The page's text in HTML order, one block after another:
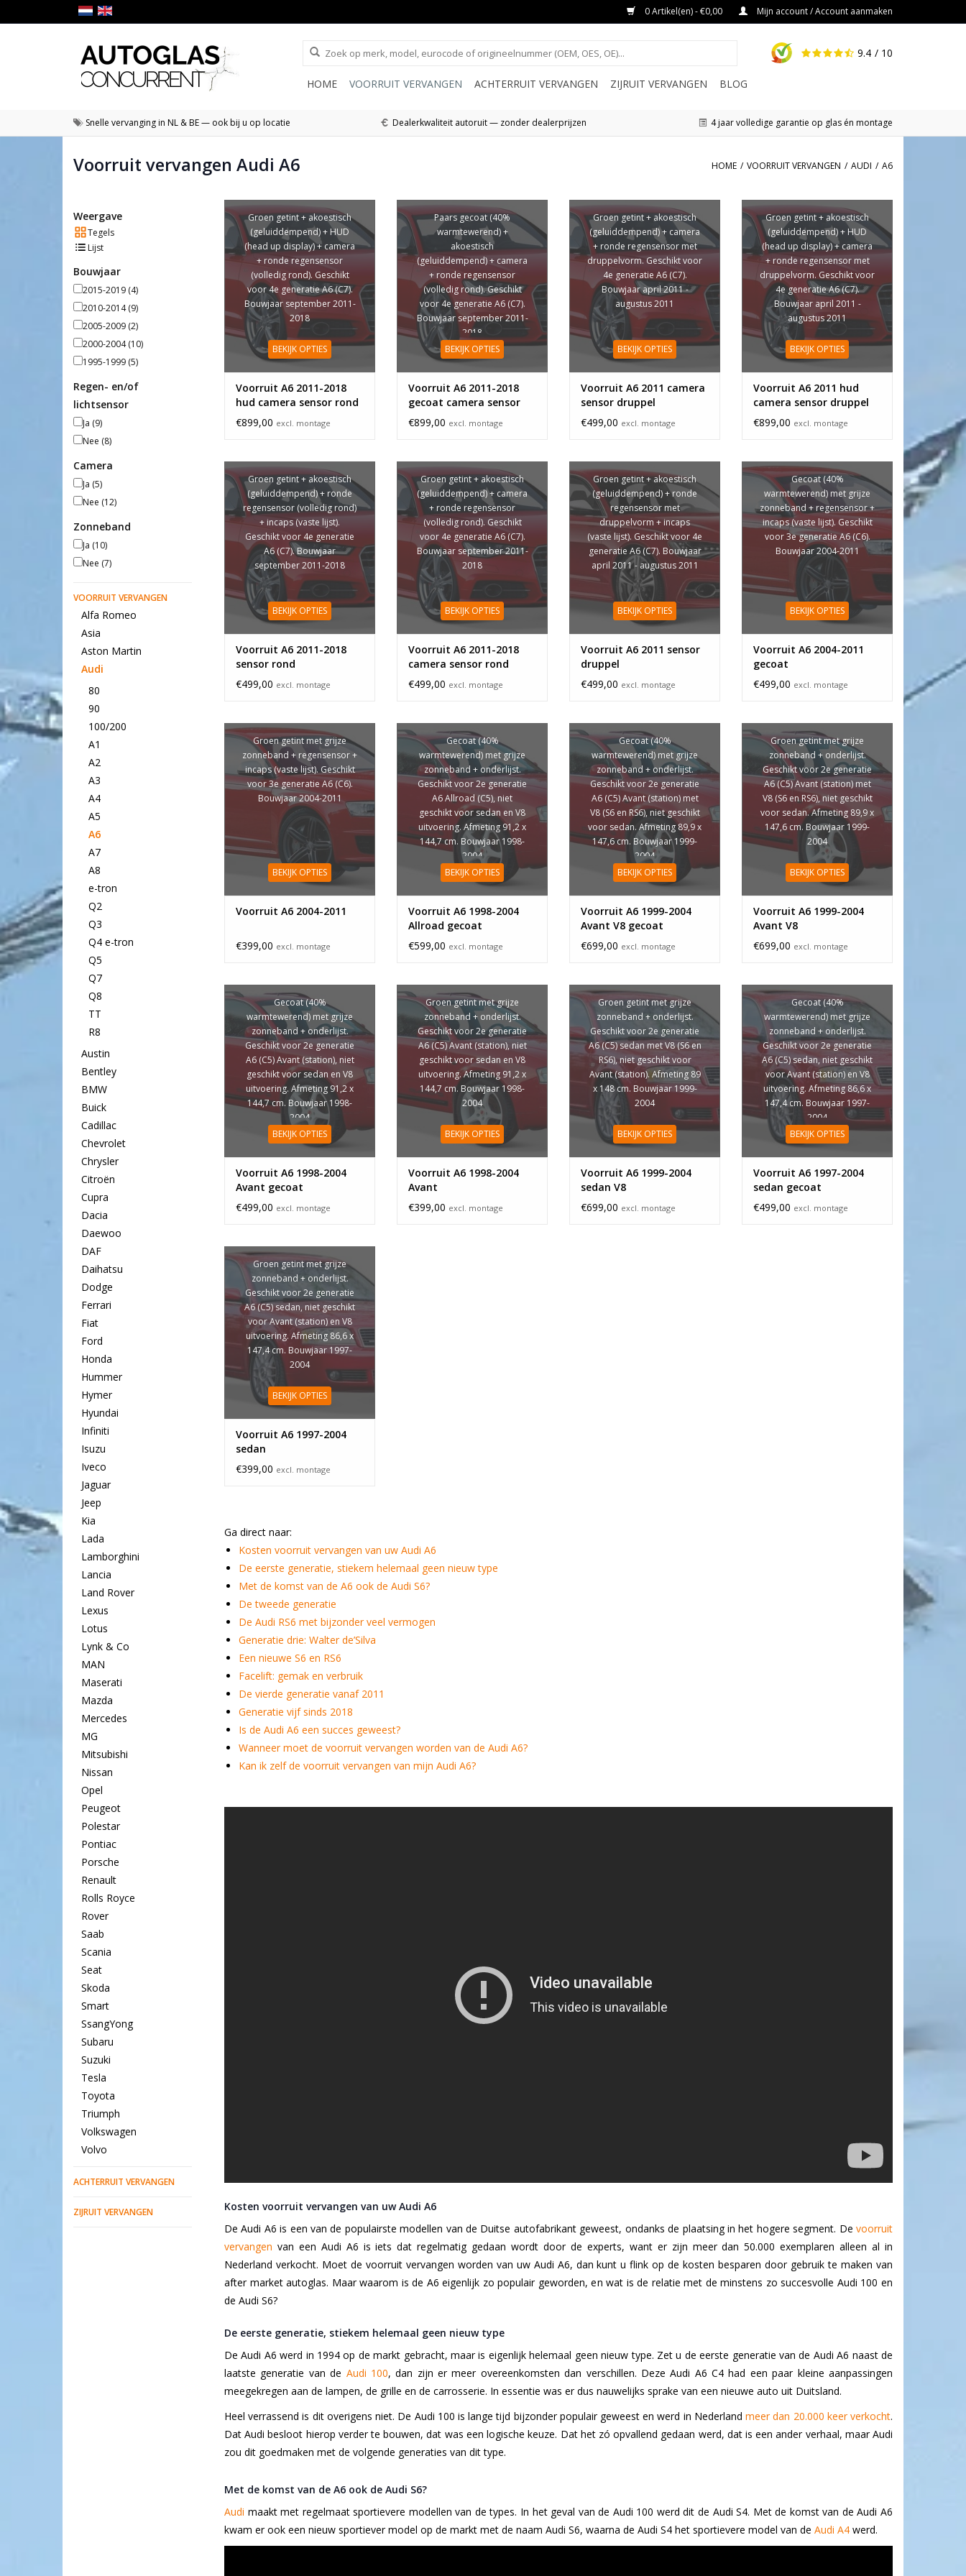
0 Artikel(en) - €0,00 Mijn account / Account aanmaken
9.4 / 10
HOME VOORRUIT VERVANGEN ACHTERRUIT VERVANGEN ZIJRUIT VERVANGEN BLOG
Snelle vervanging in NL & BE — ook bij u op locatie Dealerkwaliteit autoruit — zonder dealerprijzen 4 jaar volledige garantie op glas én montage
Voorruit vervangen Audi A6 HOME / VOORRUIT VERVANGEN / AUDI / A6
Weergave
Tegels
Lijst
Bouwjaar
2015-2019 (4)
2010-2014(9)
2005-2009 (2)
2000-2004(10)
1995-1999 (5)
Regen- en/of
lichtsensor
Ja (9)
Nee (8)
Camera
Ja (5)
Nee (12)
Zonneband
Ja (10)
Nee (7)
VOORRUIT VERVANGEN
Alfa Romeo
Asia
Aston Martin
Audi
80
90
100/200
A1
A2
A3
A4
A5
A6
A7
A8
e-tron
Q2
Q3
Q4 e-tron
Q5
Q7
Q8
TT
R8
Austin
Bentley
BMW
Buick
Cadillac
Chevrolet
Chrysler
Citroën
Cupra
Dacia
Daewoo
DAF
Daihatsu
Dodge
Ferrari
Fiat
Ford
Honda
Hummer
Hymer
Hyundai
Infiniti
Isuzu
Iveco
Jaguar
Jeep
Kia
Lada
Lamborghini
Lancia
Land Rover
Lexus
Lotus
Lynk & Co
MAN
Maserati
Mazda
Mercedes
MG
Mitsubishi
Nissan
Opel
Peugeot
Polestar
Pontiac
Porsche
Renault
Rolls Royce
Rover
Saab
Scania
Seat
Skoda
Smart
SsangYong
Subaru
Suzuki
Tesla
Toyota
Triumph
Volkswagen
Volvo
ACHTERRUIT VERVANGEN
ZIJRUIT VERVANGEN
Groen getint + akoestisch
(geluiddempend) + HUD
(head up display) + camera
+ ronde regensensor
(volledig rond). Geschikt
voor 4e generatie A6 (C7).
Bouwjaar september 2011-
2018
BEKIJK OPTIES
Voorruit A6 2011-2018
hud camera sensor rond
€899,00 excl. montage
Paars gecoat (40%
warmtewerend) +
akoestisch
(geluiddempend) + camera
+ ronde regensensor
(volledig rond). Geschikt
voor 4e generatie A6 (C7).
Bouwjaar september 2011-
2018
BEKIJK OPTIES
Voorruit A6 2011-2018
gecoat camera sensor
rond
€899,00 excl. montage
Groen getint + akoestisch
(geluiddempend) + camera
+ ronde regensensor met
druppelvorm. Geschikt voor
4e generatie A6 (C7).
Bouwjaar april 2011 -
augustus 2011
BEKIJK OPTIES
Voorruit A6 2011 camera
sensor druppel
€499,00 excl. montage
Groen getint + akoestisch
(geluiddempend) + HUD
(head up display) + camera
+ ronde regensensor met
druppelvorm. Geschikt voor
4e generatie A6 (C7).
Bouwjaar april 2011 -
augustus 2011
BEKIJK OPTIES
Voorruit A6 2011 hud
camera sensor druppel
€899,00 excl. montage
Groen getint + akoestisch
(geluiddempend) + ronde
regensensor (volledig rond)
+ incaps (vaste lijst).
Geschikt voor 4e generatie
A6 (C7). Bouwjaar
september 2011-2018
BEKIJK OPTIES
Voorruit A6 2011-2018
sensor rond
€499,00 excl. montage
Groen getint + akoestisch
(geluiddempend) + camera
+ ronde regensensor
(volledig rond). Geschikt
voor 4e generatie A6 (C7).
Bouwjaar september 2011-
2018
BEKIJK OPTIES
Voorruit A6 2011-2018
camera sensor rond
€499,00 excl. montage
Groen getint + akoestisch
(geluiddempend) + ronde
regensensor met
druppelvorm + incaps
(vaste lijst). Geschikt voor 4e
generatie A6 (C7). Bouwjaar
april 2011 - augustus 2011
BEKIJK OPTIES
Voorruit A6 2011 sensor
druppel
€499,00 excl. montage
Gecoat (40%
warmtewerend) met grijze
zonneband + regensensor +
incaps (vaste lijst). Geschikt
voor 3e generatie A6 (C6).
Bouwjaar 2004-2011
BEKIJK OPTIES
Voorruit A6 2004-2011
gecoat
€499,00 excl. montage
Groen getint met grijze
zonneband + regensensor +
incaps (vaste lijst). Geschikt
voor 3e generatie A6 (C6).
Bouwjaar 2004-2011
BEKIJK OPTIES
Voorruit A6 2004-2011
€399,00 excl. montage
Gecoat (40%
warmtewerend) met grijze
zonneband + onderlijst.
Geschikt voor 2e generatie
A6 Allroad (C5), niet
geschikt voor sedan en V8
uitvoering. Afmeting 91,2 x
144,7 cm. Bouwjaar 1998-
2004
BEKIJK OPTIES
Voorruit A6 1998-2004
Allroad gecoat
€599,00 excl. montage
Gecoat (40%
warmtewerend) met grijze
zonneband + onderlijst.
Geschikt voor 2e generatie
A6 (C5) Avant (station) met
V8 (S6 en RS6), niet geschikt
voor sedan. Afmeting 89,9 x
147,6 cm. Bouwjaar 1999-
2004
BEKIJK OPTIES
Voorruit A6 1999-2004
Avant V8 gecoat
€699,00 excl. montage
Groen getint met grijze
zonneband + onderlijst.
Geschikt voor 2e generatie
A6 (C5) Avant (station) met
V8 (S6 en RS6), niet geschikt
voor sedan. Afmeting 89,9 x
147,6 cm. Bouwjaar 1999-
2004
BEKIJK OPTIES
Voorruit A6 1999-2004
Avant V8
€699,00 excl. montage
Gecoat (40%
warmtewerend) met grijze
zonneband + onderlijst.
Geschikt voor 2e generatie
A6 (C5) Avant (station), niet
geschikt voor sedan en V8
uitvoering. Afmeting 91,2 x
144,7 cm. Bouwjaar 1998-
2004
BEKIJK OPTIES
Voorruit A6 1998-2004
Avant gecoat
€499,00 excl. montage
Groen getint met grijze
zonneband + onderlijst.
Geschikt voor 2e generatie
A6 (C5) Avant (station), niet
geschikt voor sedan en V8
uitvoering. Afmeting 91,2 x
144,7 cm. Bouwjaar 1998-
2004
BEKIJK OPTIES
Voorruit A6 1998-2004
Avant
€399,00 excl. montage
Groen getint met grijze
zonneband + onderlijst.
Geschikt voor 2e generatie
A6 (C5) sedan met V8 (S6 en
RS6), niet geschikt voor
Avant (station). Afmeting 89
x 148 cm. Bouwjaar 1999-
2004
BEKIJK OPTIES
Voorruit A6 1999-2004
sedan V8
€699,00 excl. montage
Gecoat (40%
warmtewerend) met grijze
zonneband + onderlijst.
Geschikt voor 2e generatie
A6 (C5) sedan, niet geschikt
voor Avant (station) en V8
uitvoering. Afmeting 86,6 x
147,4 cm. Bouwjaar 1997-
2004
BEKIJK OPTIES
Voorruit A6 1997-2004
sedan gecoat
€499,00 excl. montage
Groen getint met grijze
zonneband + onderlijst.
Geschikt voor 2e generatie
A6 (C5) sedan, niet geschikt
voor Avant (station) en V8
uitvoering. Afmeting 86,6 x
147,4 cm. Bouwjaar 1997-
2004
BEKIJK OPTIES
Voorruit A6 1997-2004
sedan
€399,00 excl. montage
Ga direct naar:
Kosten voorruit vervangen van uw Audi A6
De eerste generatie, stiekem helemaal geen nieuw type
Met de komst van de A6 ook de Audi S6?
De tweede generatie
De Audi RS6 met bijzonder veel vermogen
Generatie drie: Walter de’Silva
Een nieuwe S6 en RS6
Facelift: gemak en verbruik
De vierde generatie vanaf 2011
Generatie vijf sinds 2018
Is de Audi A6 een succes geweest?
Wanneer moet de voorruit vervangen worden van de Audi A6?
Kan ik zelf de voorruit vervangen van mijn Audi A6?
Kosten voorruit vervangen van uw Audi A6
De Audi A6 is een van de populairste modellen van de Duitse autofabrikant geweest, ondanks de plaatsing in het hogere segment. De voorruit
vervangen van een Audi A6 is iets dat regelmatig gedaan wordt door de experts, want er zijn meer dan 50.000 exemplaren alleen al in
Nederland verkocht. Moet de voorruit vervangen worden van uw Audi A6, dan kunt u flink op de kosten besparen door gebruik te maken van
after market autoglas. Maar waarom is de A6 eigenlijk zo populair geworden, en wat is de relatie met de minstens zo succesvolle Audi 100 en
de Audi S6?
De eerste generatie, stiekem helemaal geen nieuw type
De Audi A6 werd in 1994 op de markt gebracht, maar is eigenlijk helemaal geen nieuw type. Zet u de eerste generatie van de Audi A6 naast de
laatste generatie van de Audi 100, dan zijn er meer overeenkomsten dan verschillen. Deze Audi A6 C4 had een paar kleine aanpassingen
meegekregen aan de lampen, de grille en de carrosserie. In essentie was er dus nauwelijks sprake van een nieuwe auto uit Duitsland.
Heel verrassend is dit overigens niet. De Audi 100 is lange tijd bijzonder populair geweest en werd in Nederlandmeer dan 20.000 keer verkocht.
Dat Audi besloot hierop verder te bouwen, dat was een logische keuze. Dat het zó opvallend gedaan werd, dat is een ander verhaal, maar Audi
zou dit goedmaken met de volgende generaties van dit type.
Met de komst van de A6 ook de Audi S6?
Audi maakt met regelmaat sportievere modellen van de types. In het geval van de Audi 100 werd dit de Audi S4. Met de komst van de Audi A6
kwam er ook een nieuw sportiever model op de markt met de naam Audi S6, waarna de Audi S4 het sportievere model van de Audi A4 werd.